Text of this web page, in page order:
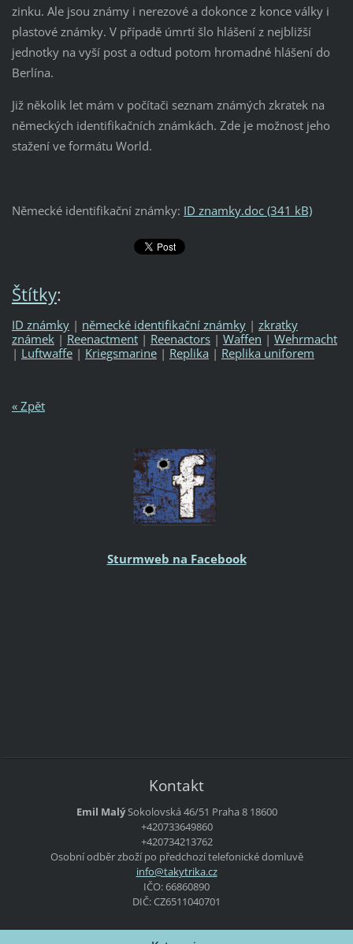
zinku. Ale jsou známy i nerezové a dokonce z konce války i
plastové známky. V případě úmrtí šlo hlášení z nejbližší
jednotky na vyší post a odtud potom hromadné hlášení do
Berlína.
Již několik let mám v počítači seznam známých zkratek na
německých identifikačních známkách. Zde je možnost jeho
stažení ve formátu World.
Německé identifikační známky: ID znamky.doc (341 kB)
Štítky:
ID známky | německé identifikační známky | zkratky
známek | Reenactment | Reenactors | Waffen | Wehrmacht
| Luftwaffe | Kriegsmarine | Replika | Replika uniforem
« Zpět
Sturmweb na Facebook
Kontakt
Emil MalýSokolovská 46/51 Praha 818600
+420733649860
+420734213762
Osobní odběr zboží po předchozí telefonické domluvě
info@takytrika.cz
IČO: 66860890
DIČ: CZ6511040701